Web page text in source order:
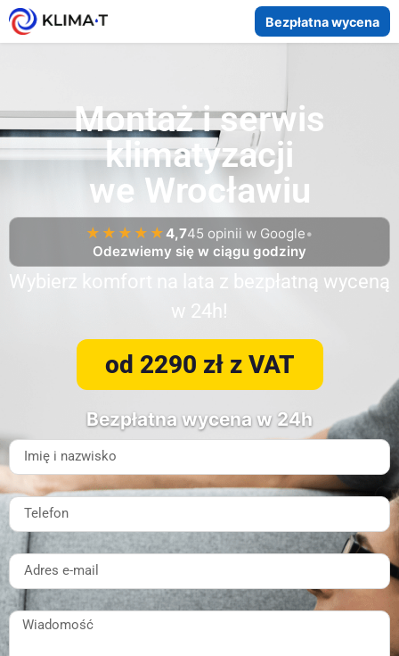
Bezpłatna wycena
Montaż i serwis
klimatyzacji
we Wrocławiu
★★★★★4,745 opinii w Google•
Odezwiemy się w ciągu godziny
Wybierz komfort na lata z bezpłatną wyceną
w 24h!
od 2290 zł z VAT